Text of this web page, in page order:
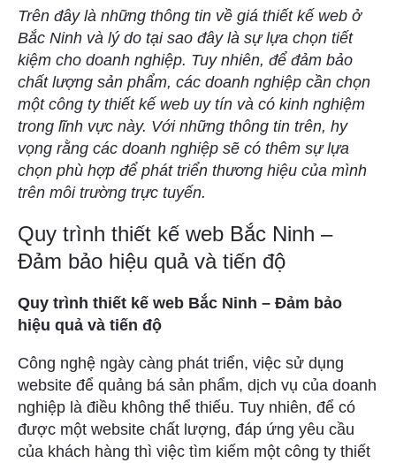
Trên đây là những thông tin về giá thiết kế web ở
Bắc Ninh và lý do tại sao đây là sự lựa chọn tiết
kiệm cho doanh nghiệp. Tuy nhiên, để đảm bảo
chất lượng sản phẩm, các doanh nghiệp cần chọn
một công ty thiết kế web uy tín và có kinh nghiệm
trong lĩnh vực này. Với những thông tin trên, hy
vọng rằng các doanh nghiệp sẽ có thêm sự lựa
chọn phù hợp để phát triển thương hiệu của mình
trên môi trường trực tuyến.
Quy trình thiết kế web Bắc Ninh –
Đảm bảo hiệu quả và tiến độ
Quy trình thiết kế web Bắc Ninh – Đảm bảo
hiệu quả và tiến độ
Công nghệ ngày càng phát triển, việc sử dụng
website để quảng bá sản phẩm, dịch vụ của doanh
nghiệp là điều không thể thiếu. Tuy nhiên, để có
được một website chất lượng, đáp ứng yêu cầu
của khách hàng thì việc tìm kiếm một công ty thiết